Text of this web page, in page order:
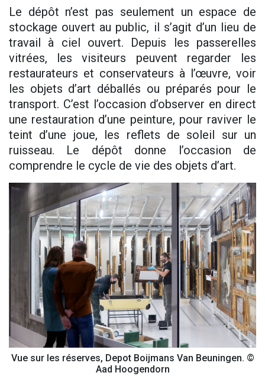
Le dépôt n’est pas seulement un espace de
stockage ouvert au public, il s’agit d’un lieu de
travail à ciel ouvert. Depuis les passerelles
vitrées, les visiteurs peuvent regarder les
restaurateurs et conservateurs à l’œuvre, voir
les objets d’art déballés ou préparés pour le
transport. C’est l’occasion d’observer en direct
une restauration d’une peinture, pour raviver le
teint d’une joue, les reflets de soleil sur un
ruisseau. Le dépôt donne l’occasion de
comprendre le cycle de vie des objets d’art.
Vue sur les réserves, Depot Boijmans Van Beuningen. ©
Aad Hoogendorn